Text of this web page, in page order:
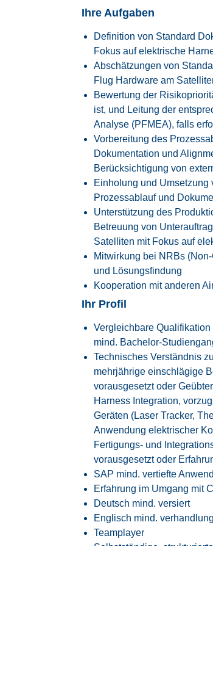
Ihre Aufgaben
Definition von Standard
Fokus auf elektrische
Abschätzungen von
Flug Hardware am
Bewertung der
ist, und Leitung der
Analyse (PFMEA), falls
Vorbereitung des
Dokumentation und
Berücksichtigung von
Einholung und Umsetzung
Prozessablauf und
Unterstützung des
Betreuung von
Satelliten mit Fokus auf
Mitwirkung bei NRBs
und Lösungsfindung
Kooperation mit anderen
Ihr Profil
Vergleichbare
mind. Bachelor-
Technisches Verständnis
mehrjährige einschlägige
vorausgesetzt oder
Harness Integration,
Geräten (Laser Tracker,
Anwendung elektrischer
Fertigungs- und
vorausgesetzt oder
SAP mind. vertiefte
Erfahrung im Umgang mit
Deutsch mind. versiert
Englisch mind.
Teamplayer
Selbstständige,